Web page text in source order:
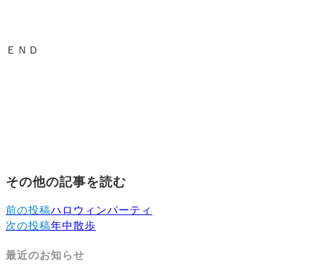
ＥＮＤ
その他の記事を読む
前の投稿ハロウィンパーティ
次の投稿年中散歩
最近のお知らせ